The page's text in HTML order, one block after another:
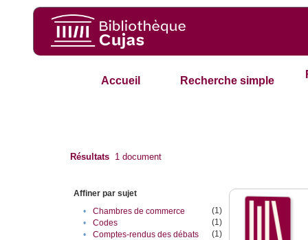
Accueil Recherche simple
Résultats 1 document
Affiner par sujet
•
Chambres de commerce
(1)
•
Codes
(1)
•
Comptes-rendus des débats
(1)